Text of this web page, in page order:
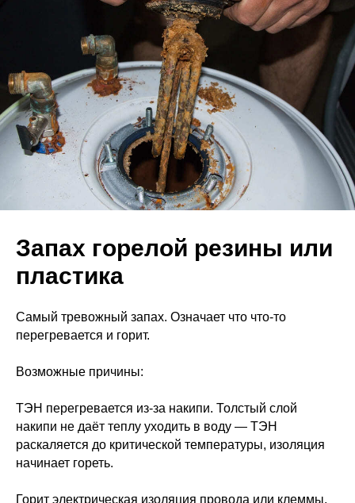
Запах горелой резины или
пластика
Самый тревожный запах. Означает что что-то
перегревается и горит.
Возможные причины:
ТЭН перегревается из-за накипи. Толстый слой
накипи не даёт теплу уходить в воду — ТЭН
раскаляется до критической температуры, изоляция
начинает гореть.
Горит электрическая изоляция провода или клеммы.